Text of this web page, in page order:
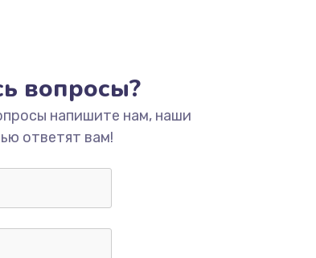
вопросы?
напишите нам, наши
ответят вам!